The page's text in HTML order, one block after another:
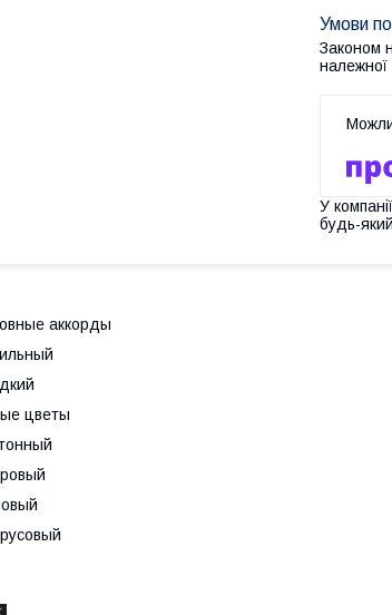
Законом
належної
У
будь-
аккорды
цветы